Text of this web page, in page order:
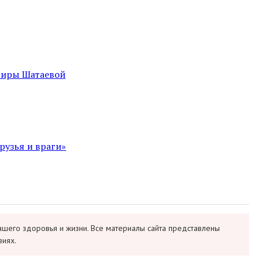
Шатаевой
и враги»
здоровья и жизни. Все материалы сайта представлены